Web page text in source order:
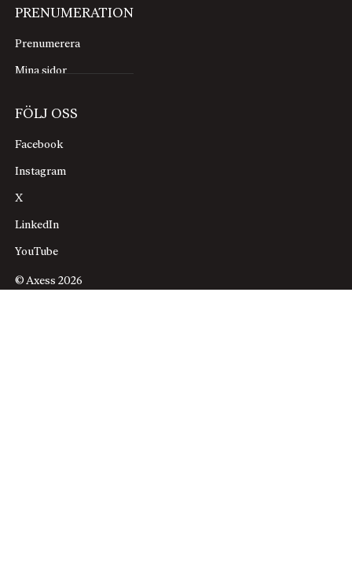
PRENUMERATION
Prenumerera
Mina sidor
FÖLJ OSS
Facebook
Instagram
X
LinkedIn
YouTube
© Axess 2026